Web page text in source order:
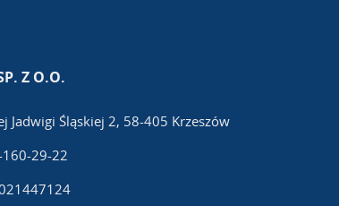
Z O.O.
Jadwigi Śląskiej 2, 58-405 Krzeszów
160-29-22